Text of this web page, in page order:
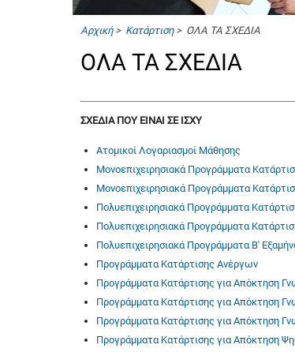
Αρχική> Κατάρτιση> ΟΛΑ ΤΑ ΣΧΕΔΙΑ
ΟΛΑ ΤΑ ΣΧΕΔΙΑ
ΣΧΕΔΙΑ ΠΟΥ ΕΙΝΑΙ ΣΕ ΙΣΧΥ
Ατομικοί Λογαριασμοί Μάθησης
Μονοεπιχειρησιακά Προγράμματα
Μονοεπιχειρησιακά Προγράμματα
Πολυεπιχειρησιακά Προγράμματα
Πολυεπιχειρησιακά Προγράμματα
Πολυεπιχειρησιακά Προγράμματα Β'
Προγράμματα Κατάρτισης Ανέργων
Προγράμματα Κατάρτισης για Απόκτηση
Προγράμματα Κατάρτισης για Απόκτηση
Προγράμματα Κατάρτισης για Απόκτηση
Προγράμματα Κατάρτισης για Απόκτηση